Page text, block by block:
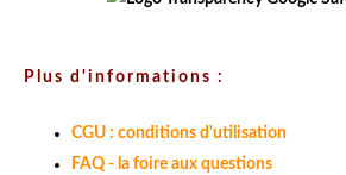
Plus d'informations :
CGU : conditions d'utilisation
FAQ - la foire aux questions